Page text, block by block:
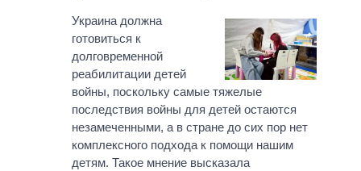
Украина должна
готовиться к
долговременной
реабилитации детей
войны, поскольку самые тяжелые
последствия войны для детей остаются
незамеченными, а в стране до сих пор нет
комплексного подхода к помощи нашим
детям. Такое мнение высказала